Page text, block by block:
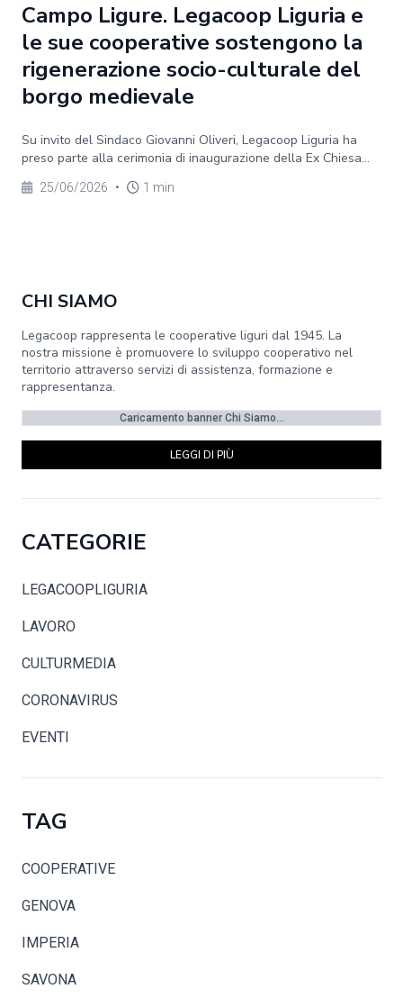
Campo Ligure. Legacoop Liguria e
le sue cooperative sostengono la
rigenerazione socio-culturale del
borgo medievale
Su invito del Sindaco Giovanni Oliveri, Legacoop Liguria ha
preso parte alla cerimonia di inaugurazione della Ex Chiesa...
25/06/2026 • 1 min
CHI SIAMO
Legacoop rappresenta le cooperative liguri dal 1945. La
nostra missione è promuovere lo sviluppo cooperativo nel
territorio attraverso servizi di assistenza, formazione e
rappresentanza.
Caricamento banner Chi Siamo...
LEGGI DI PIÙ
CATEGORIE
LEGACOOPLIGURIA
LAVORO
CULTURMEDIA
CORONAVIRUS
EVENTI
TAG
COOPERATIVE
GENOVA
IMPERIA
SAVONA